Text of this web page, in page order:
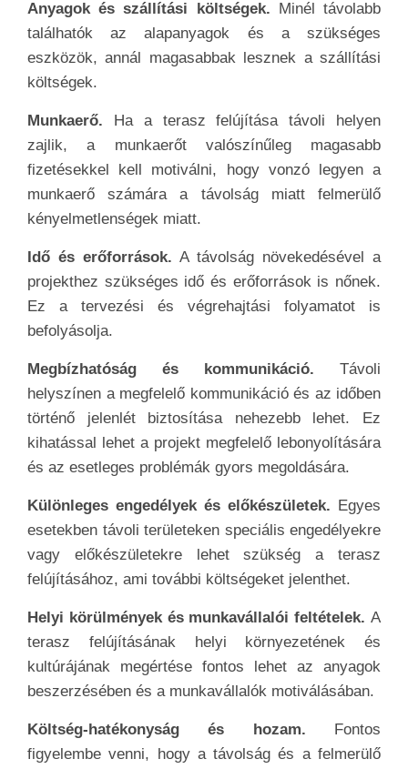
Anyagok és szállítási költségek. Minél távolabb
találhatók az alapanyagok és a szükséges
eszközök, annál magasabbak lesznek a szállítási
költségek.
Munkaerő. Ha a terasz felújítása távoli helyen
zajlik, a munkaerőt valószínűleg magasabb
fizetésekkel kell motiválni, hogy vonzó legyen a
munkaerő számára a távolság miatt felmerülő
kényelmetlenségek miatt.
Idő és erőforrások. A távolság növekedésével a
projekthez szükséges idő és erőforrások is nőnek.
Ez a tervezési és végrehajtási folyamatot is
befolyásolja.
Megbízhatóság és kommunikáció. Távoli
helyszínen a megfelelő kommunikáció és az időben
történő jelenlét biztosítása nehezebb lehet. Ez
kihatással lehet a projekt megfelelő lebonyolítására
és az esetleges problémák gyors megoldására.
Különleges engedélyek és előkészületek. Egyes
esetekben távoli területeken speciális engedélyekre
vagy előkészületekre lehet szükség a terasz
felújításához, ami további költségeket jelenthet.
Helyi körülmények és munkavállalói feltételek. A
terasz felújításának helyi környezetének és
kultúrájának megértése fontos lehet az anyagok
beszerzésében és a munkavállalók motiválásában.
Költség-hatékonyság és hozam. Fontos
figyelembe venni, hogy a távolság és a felmerülő